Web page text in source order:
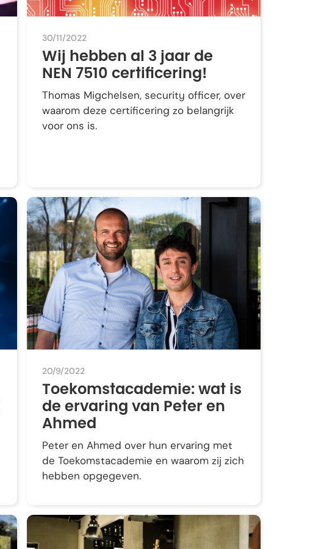
30/11/2022
Wij hebben al 3 jaar de
NEN 7510 certificering!
Thomas Migchelsen, security officer, over
waarom deze certificering zo belangrijk
voor ons is.
20/9/2022
Toekomstacademie: wat is
de ervaring van Peter en
Ahmed
Peter en Ahmed over hun ervaring met
de Toekomstacademie en waarom zij zich
hebben opgegeven.